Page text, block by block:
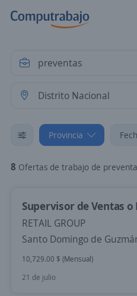
Provincia
8 Ofertas de trabajo de preventas en
Supervisor de Ventas o
RETAIL GROUP
Santo Domingo de
10,729.00 $ (Mensual)
21 de julio